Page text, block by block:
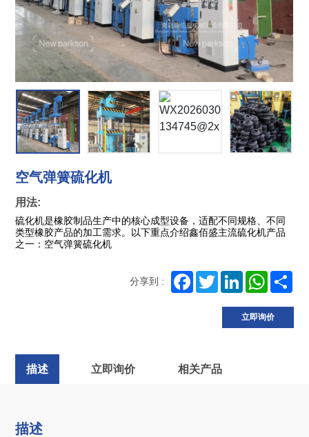
气
囊
化
而
生
空气弹簧硫化机
用法:
硫化机是橡胶制品生产中的核心成型设备，适配不同规格、不同
类型橡胶产品的加工需求。以下重点介绍鑫佰盛主流硫化机产品
之一： 空气弹簧硫化机
立即询价
分享到 : Facebook
TwitterLinkedIn
描述 立即询价 相关产品
描述